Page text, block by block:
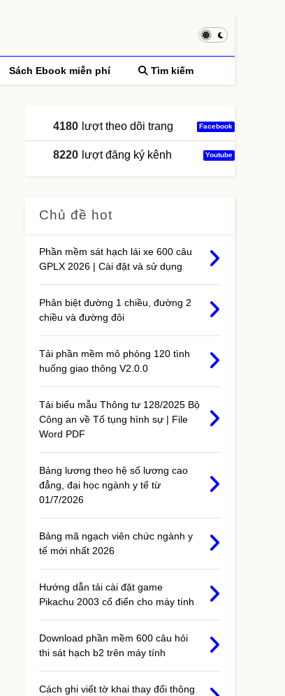
Sách Ebook miễn phí Tìm kiếm
4180 lượt theo dõi trang Facebook
8220 lượt đăng ký kênh Youtube
Chủ đề hot
Phần mềm sát hạch lái xe 600 câu
GPLX 2026 | Cài đặt và sử dụng
Phân biệt đường 1 chiều, đường 2
chiều và đường đôi
Tải phần mềm mô phỏng 120 tình
huống giao thông V2.0.0
Tải biểu mẫu Thông tư 128/2025 Bộ
Công an về Tố tụng hình sự | File
Word PDF
Bảng lương theo hệ số lương cao
đẳng, đại học ngành y tế từ
01/7/2026
Bảng mã ngạch viên chức ngành y
tế mới nhất 2026
Hướng dẫn tải cài đặt game
Pikachu 2003 cổ điển cho máy tính
Download phần mềm 600 câu hỏi
thi sát hạch b2 trên máy tính
Cách ghi viết tờ khai thay đổi thông